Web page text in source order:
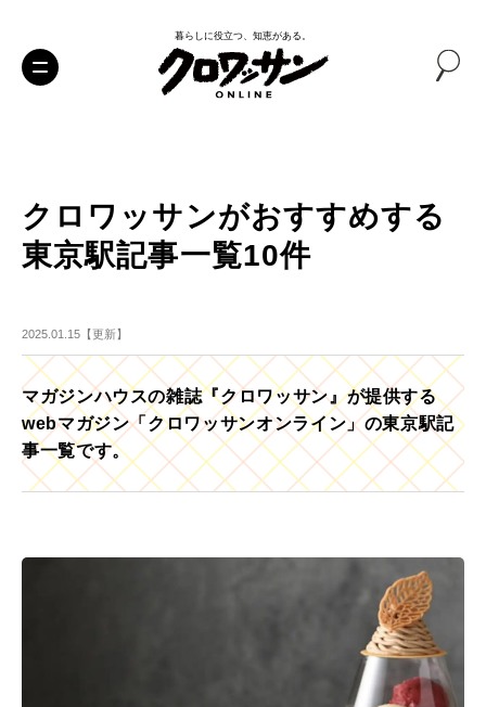
暮らしに役立つ、知恵がある。
クロワッサンがおすすめする
東京駅記事一覧10件
2025.01.15【更新】
マガジンハウスの雑誌『クロワッサン』が提供する
webマガジン「クロワッサンオンライン」の東京駅記
事一覧です。